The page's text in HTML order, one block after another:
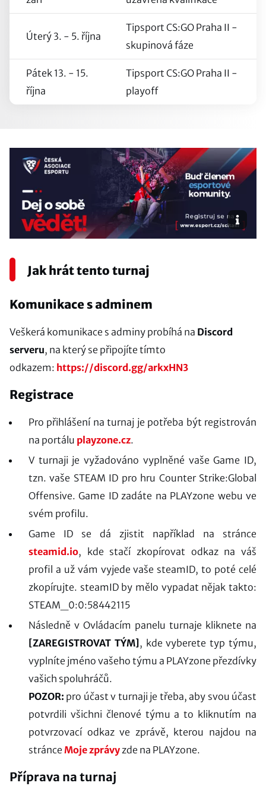
Úterý 3. - 5. října
Tipsport CS:GO Praha II -
skupinová fáze
Pátek 13. - 15.
října
Tipsport CS:GO Praha II -
playoff
Jak hrát tento turnaj
Komunikace s adminem
Veškerá komunikace s adminy probíhá na Discord
serveru, na který se připojíte tímto
odkazem: https://discord.gg/arkxHN3
Registrace
Pro přihlášení na turnaj je potřeba být registrován
na portálu playzone.cz.
V turnaji je vyžadováno vyplněné vaše Game ID,
tzn. vaše STEAM ID pro hru Counter Strike:Global
Offensive. Game ID zadáte na PLAYzone webu ve
svém profilu.
Game ID se dá zjistit například na stránce
steamid.io, kde stačí zkopírovat odkaz na váš
profil a už vám vyjede vaše steamID, to poté celé
zkopírujte. steamID by mělo vypadat nějak takto:
STEAM_0:0:58442115
Následně v Ovládacím panelu turnaje kliknete na
[ZAREGISTROVAT TÝM] , kde vyberete typ týmu,
vyplníte jméno vašeho týmu a PLAYzone přezdívky
vašich spoluhráčů.
POZOR: pro účast v turnaji je třeba, aby svou účast
potvrdili všichni členové týmu a to kliknutím na
potvrzovací odkaz ve zprávě, kterou najdou na
stránce Moje zprávyzde na PLAYzone.
Příprava na turnaj